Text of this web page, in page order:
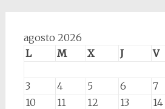
agosto 2026
L
M X J V
3
4 5 6 7
10
11 12 13 14